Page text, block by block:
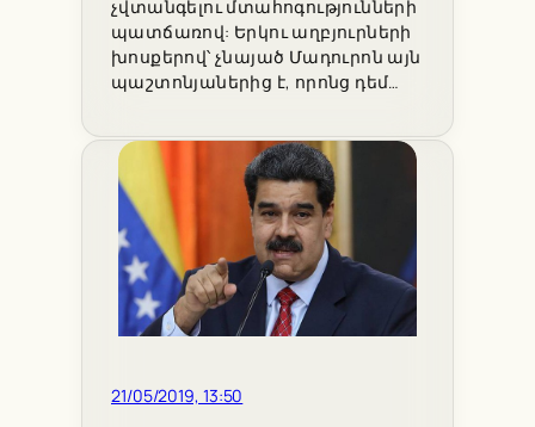
չվտանգելու մտահոգությունների
պատճառով: Երկու աղբյուրների
խոսքերով՝ չնայած Մադուրոն այն
պաշտոնյաներից է, որոնց դեմ…
21/05/2019, 13:50